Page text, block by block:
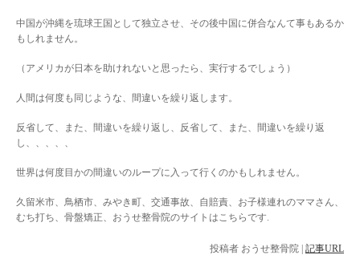
中国が沖縄を琉球王国として独立させ、その後中国に併合なんて事もあるか
もしれません。
（アメリカが日本を助けれないと思ったら、実行するでしょう）
人間は何度も同じような、間違いを繰り返します。
反省して、また、間違いを繰り返し、反省して、また、間違いを繰り返
し、、、、、
世界は何度目かの間違いのループに入って行くのかもしれません。
久留米市、鳥栖市、みやき町、交通事故、自賠責、お子様連れのママさん、
むち打ち、骨盤矯正、おうせ整骨院のサイトはこちらです.
投稿者 おうせ整骨院 | 記事URL